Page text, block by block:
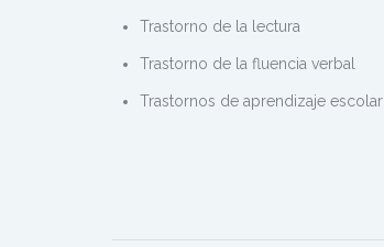
Trastorno de la lectura
Trastorno de la fluencia verbal
Trastornos de aprendizaje escolar